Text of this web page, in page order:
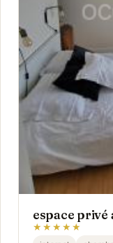
espace privé
★★★★★